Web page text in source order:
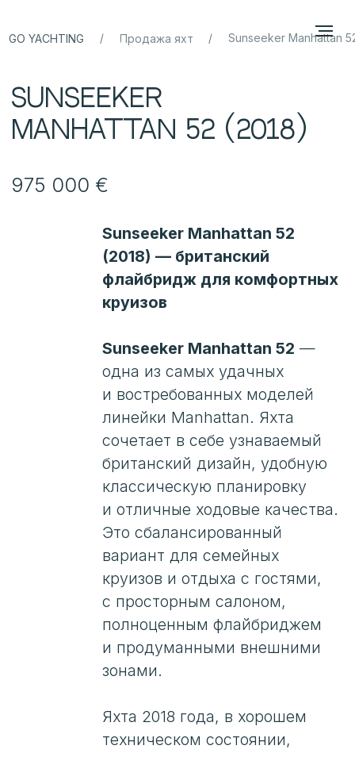
GO YACHTING / Продажа яхт / Sunseeker Manhattan
Manhattan 52 (2018)
975 000 €
(2018) — британский
Sunseeker Manhattan 52
одна из самых удачных
и востребованных моделей
линейки Manhattan. Яхта
сочетает в себе узнаваемый
классическую планировку
Это сбалансированный
вариант для семейных
круизов и отдыха с гостями,
полноценным флайбриджем
и продуманными внешними
Яхта 2018 года, в хорошем
техническом состоянии,
к эксплуатации и сезону.
к просмотру
Доставка в любой регион
Помощь с лизингом
и оформлением
Показ по предварительной
договорённости